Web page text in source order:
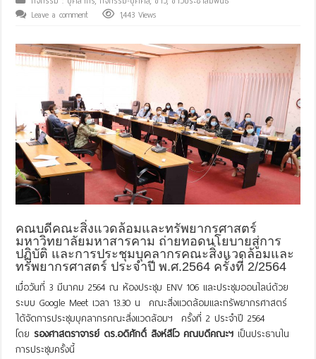
Leave a comment
1,443 Views
คณบดีคณะสิ่งแวดล้อมและทรัพยากรศาสตร์
มหาวิทยาลัยมหาสารคาม ถ่ายทอดนโยบายสู่การ
ปฏฺิบัติ และการประชุมบุคลากรคณะสิ่งแวดล้อมและ
ทรัพยากรศาสตร์ ประจำปี พ.ศ.2564 ครั้งที่ 2/2564
เมื่อวันที่ 3 มีนาคม 2564 ณ ห้องประชุม ENV 106 และประชุมออนไลน์ด้วย
ระบบ Google Meet เวลา 13.30 น คณะสิ่งแวดล้อมและทรัพยากรศาสตร์
ได้จัดการประชุมบุคลากรคณะสิ่งแวดล้อมฯ ครั้งที่ 2 ประจำปี 2564
โดยรองศาสตราจารย์ ดร.อดิศักดิ์ สิงห์สีโว คณบดีคณะฯ เป็นประธานใน
การประชุมครั้งนี้